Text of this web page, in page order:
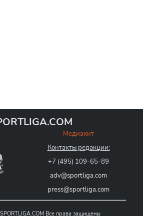
Медиакит
Контакты редакции:
+7 (495) 109-65-89
adv@sportliga.com
press@sportliga.com
SPORTLIGA.COM Все права защищены